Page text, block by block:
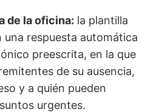
de la oficina: la plantilla
una respuesta automática
preescrita, en la que
de su ausencia,
y a quién pueden
urgentes.